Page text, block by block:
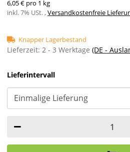
6,05 € pro 1 kg
inkl. 7% USt. ,Versandkostenfreie
Knapper Lagerbestand
Lieferzeit: 2 - 3 Werktage (DE -
Lieferintervall